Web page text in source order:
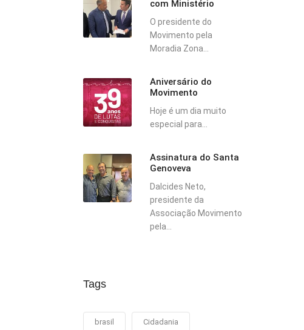
com Ministério
O presidente do
Movimento pela
Moradia Zona...
Aniversário do
Movimento
Hoje é um dia muito
especial para...
Assinatura do Santa
Genoveva
Dalcides Neto,
presidente da
Associação Movimento
pela...
Tags
brasil Cidadania